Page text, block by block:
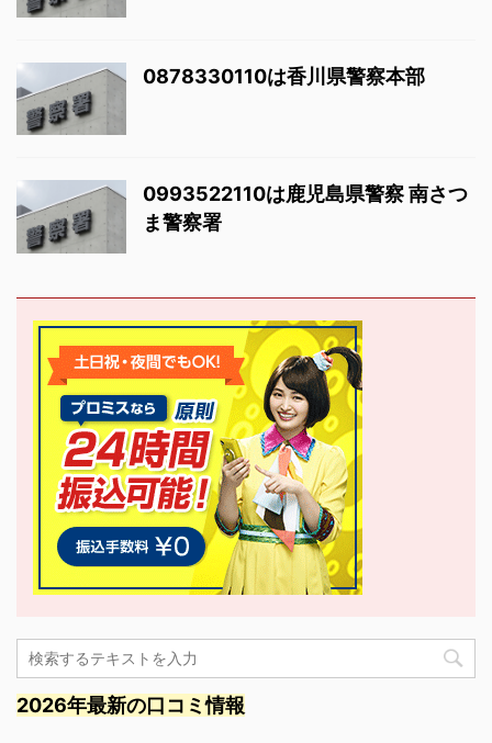
0878330110は香川県警察本部
0993522110は鹿児島県警察 南さつ
ま警察署
2026年最新の口コミ情報